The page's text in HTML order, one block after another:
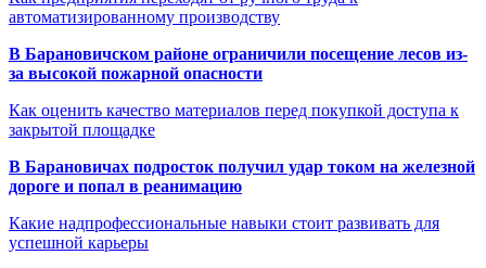
автоматизированному производству
В Барановичском районе ограничили посещение лесов из-
за высокой пожарной опасности
Как оценить качество материалов перед покупкой доступа к
закрытой площадке
В Барановичах подросток получил удар током на железной
дороге и попал в реанимацию
Какие надпрофессиональные навыки стоит развивать для
успешной карьеры